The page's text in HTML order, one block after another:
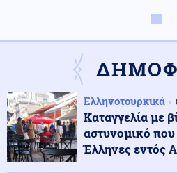
Κοινωνία
Λευκάδα: Συνελήφθη
βία
Κοινωνία
Ελληνοτουρκικά
Καταγγελία με
αστυνομικό
Έλληνες εντός